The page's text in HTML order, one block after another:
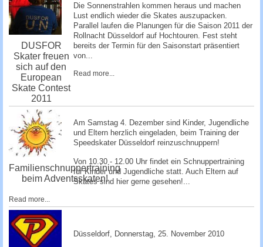
DUSFOR
Skater freuen
sich auf den
European
Skate Contest
2011
Die Sonnenstrahlen kommen heraus und machen
Lust endlich wieder die Skates auszupacken.
Parallel laufen die Planungen für die Saison 2011 der
Rollnacht Düsseldorf auf Hochtouren. Fest steht
bereits der Termin für den Saisonstart präsentiert
von...
Read more...
Familienschnuppertraining
beim Adventsskaten!
Am Samstag 4. Dezember sind Kinder, Jugendliche
und Eltern herzlich eingeladen, beim Training der
Speedskater Düsseldorf reinzuschnuppe­rn!
Von 10.30 - 12.00 Uhr findet ein Schnuppertraining
für Kinder und Jugendliche statt. Auch Eltern auf
Skates sind hier gerne gesehen!...
Read more...
Düsseldorf, ­Donnerstag, 25. November 2010 ­